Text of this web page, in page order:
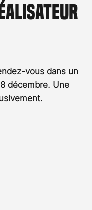
vous dans un
décembre. Une